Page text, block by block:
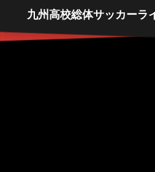
九州高校総体サッカーラ